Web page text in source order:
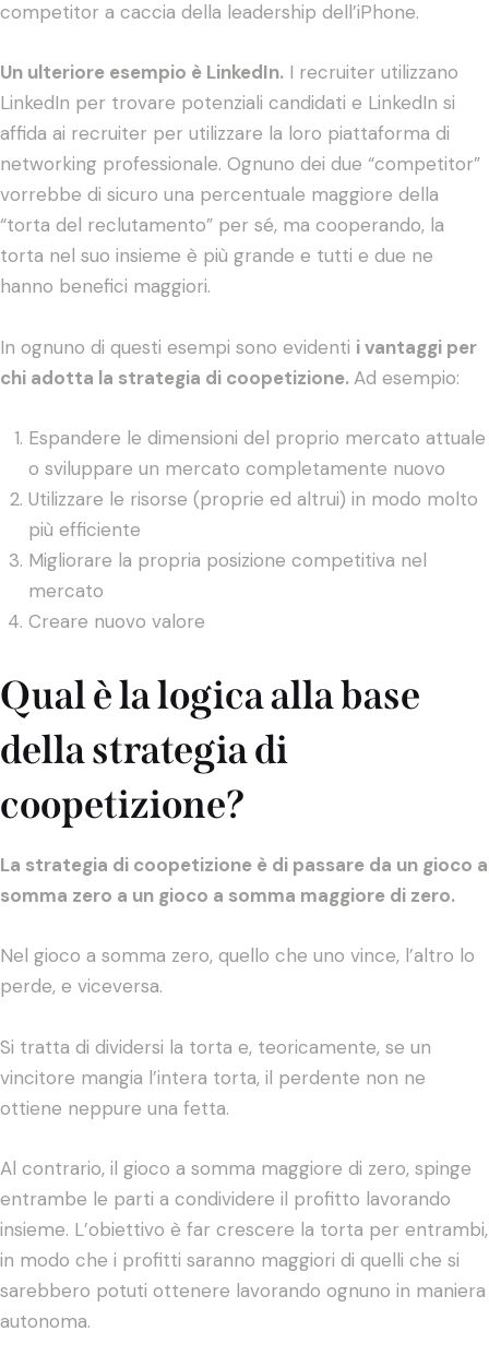
competitor a caccia della leadership dell’iPhone.
Un ulteriore esempio è LinkedIn. I recruiter utilizzano
LinkedIn per trovare potenziali candidati e LinkedIn si
affida ai recruiter per utilizzare la loro piattaforma di
networking professionale. Ognuno dei due “competitor”
vorrebbe di sicuro una percentuale maggiore della
“torta del reclutamento” per sé, ma cooperando, la
torta nel suo insieme è più grande e tutti e due ne
hanno benefici maggiori.
In ognuno di questi esempi sono evidenti i vantaggi per
chi adotta la strategia di coopetizione.Ad esempio:
Espandere le dimensioni del proprio mercato attuale
o sviluppare un mercato completamente nuovo
Utilizzare le risorse (proprie ed altrui) in modo molto
più efficiente
Migliorare la propria posizione competitiva nel
mercato
Creare nuovo valore
Qual è la logica alla base
della strategia di
coopetizione?
La strategia di coopetizione è di passare da un gioco a
somma zero a un gioco a somma maggiore di zero.
Nel gioco a somma zero, quello che uno vince, l’altro lo
perde, e viceversa.
Si tratta di dividersi la torta e, teoricamente, se un
vincitore mangia l’intera torta, il perdente non ne
ottiene neppure una fetta.
Al contrario, il gioco a somma maggiore di zero, spinge
entrambe le parti a condividere il profitto lavorando
insieme. L’obiettivo è far crescere la torta per entrambi,
in modo che i profitti saranno maggiori di quelli che si
sarebbero potuti ottenere lavorando ognuno in maniera
autonoma.